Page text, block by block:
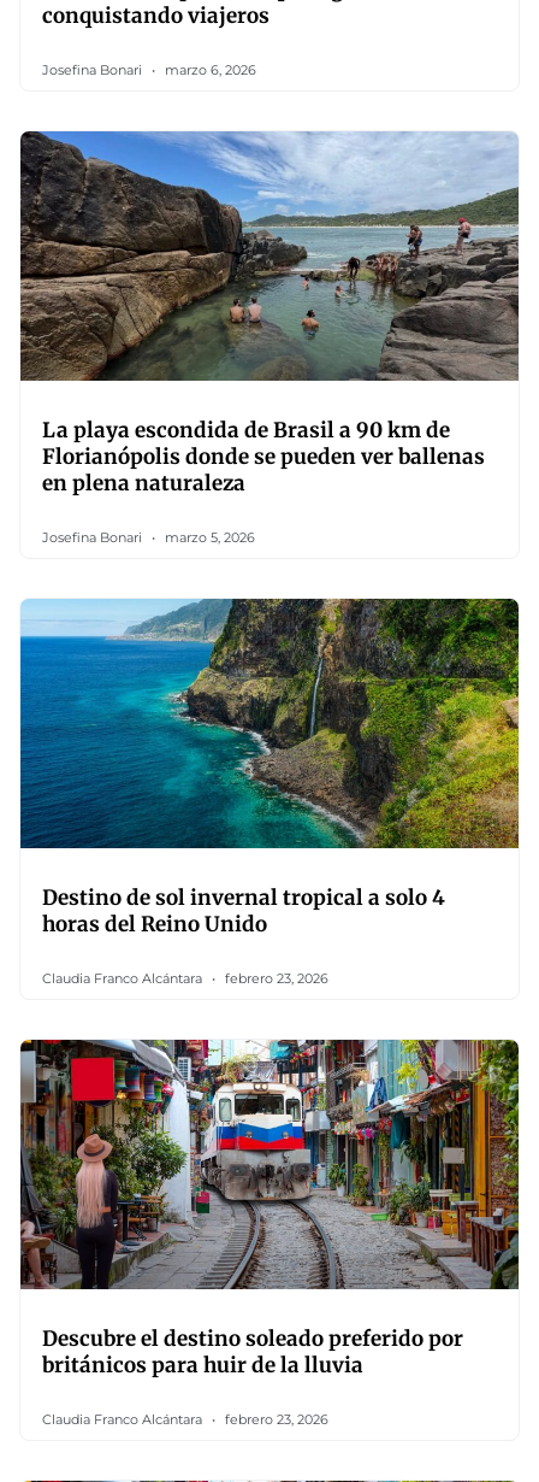
conquistando viajeros
Josefina Bonari marzo 6, 2026
La playa escondida de Brasil a 90 km de
Florianópolis donde se pueden ver ballenas
en plena naturaleza
Josefina Bonari marzo 5, 2026
Destino de sol invernal tropical a solo 4
horas del Reino Unido
Claudia Franco Alcántara febrero 23, 2026
Descubre el destino soleado preferido por
británicos para huir de la lluvia
Claudia Franco Alcántara febrero 23, 2026